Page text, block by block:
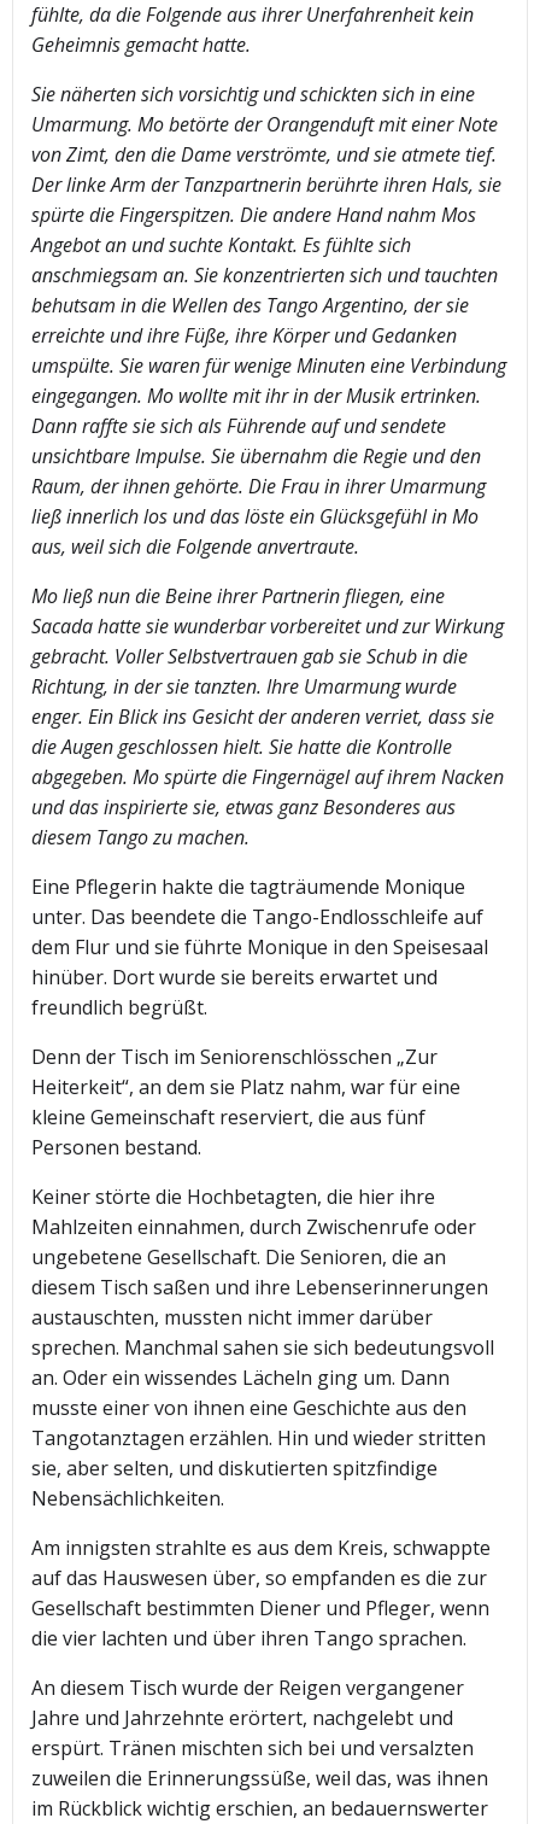
fühlte, da die Folgende aus ihrer Unerfahrenheit kein
Geheimnis gemacht hatte.
Sie näherten sich vorsichtig und schickten sich in eine
Umarmung. Mo betörte der Orangenduft mit einer Note
von Zimt, den die Dame verströmte, und sie atmete tief.
Der linke Arm der Tanzpartnerin berührte ihren Hals, sie
spürte die Fingerspitzen. Die andere Hand nahm Mos
Angebot an und suchte Kontakt. Es fühlte sich
anschmiegsam an. Sie konzentrierten sich und tauchten
behutsam in die Wellen des Tango Argentino, der sie
erreichte und ihre Füße, ihre Körper und Gedanken
umspülte. Sie waren für wenige Minuten eine Verbindung
eingegangen. Mo wollte mit ihr in der Musik ertrinken.
Dann raffte sie sich als Führende auf und sendete
unsichtbare Impulse. Sie übernahm die Regie und den
Raum, der ihnen gehörte. Die Frau in ihrer Umarmung
ließ innerlich los und das löste ein Glücksgefühl in Mo
aus, weil sich die Folgende anvertraute.
Mo ließ nun die Beine ihrer Partnerin fliegen, eine
Sacada hatte sie wunderbar vorbereitet und zur Wirkung
gebracht. Voller Selbstvertrauen gab sie Schub in die
Richtung, in der sie tanzten. Ihre Umarmung wurde
enger. Ein Blick ins Gesicht der anderen verriet, dass sie
die Augen geschlossen hielt. Sie hatte die Kontrolle
abgegeben. Mo spürte die Fingernägel auf ihrem Nacken
und das inspirierte sie, etwas ganz Besonderes aus
diesem Tango zu machen.
Eine Pflegerin hakte die tagträumende Monique
unter. Das beendete die Tango-Endlosschleife auf
dem Flur und sie führte Monique in den Speisesaal
hinüber. Dort wurde sie bereits erwartet und
freundlich begrüßt.
Denn der Tisch im Seniorenschlösschen „Zur
Heiterkeit“, an dem sie Platz nahm, war für eine
kleine Gemeinschaft reserviert, die aus fünf
Personen bestand.
Keiner störte die Hochbetagten, die hier ihre
Mahlzeiten einnahmen, durch Zwischenrufe oder
ungebetene Gesellschaft. Die Senioren, die an
diesem Tisch saßen und ihre Lebenserinnerungen
austauschten, mussten nicht immer darüber
sprechen. Manchmal sahen sie sich bedeutungsvoll
an. Oder ein wissendes Lächeln ging um. Dann
musste einer von ihnen eine Geschichte aus den
Tangotanztagen erzählen. Hin und wieder stritten
sie, aber selten, und diskutierten spitzfindige
Nebensächlichkeiten.
Am innigsten strahlte es aus dem Kreis, schwappte
auf das Hauswesen über, so empfanden es die zur
Gesellschaft bestimmten Diener und Pfleger, wenn
die vier lachten und über ihren Tango sprachen.
An diesem Tisch wurde der Reigen vergangener
Jahre und Jahrzehnte erörtert, nachgelebt und
erspürt. Tränen mischten sich bei und versalzten
zuweilen die Erinnerungssüße, weil das, was ihnen
im Rückblick wichtig erschien, an bedauernswerter